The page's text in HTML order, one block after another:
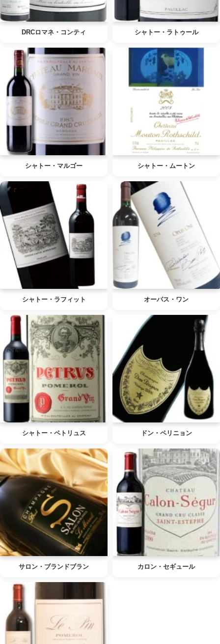
DRCロマネ・コンティ シャトー・ラトゥール
シャトー・マルゴー シャトー・ムートン
シャトー・ラフィット オーパス・ワン
シャトー・ペトリュス ドン・ペリニョン
サロン・ブランドブラン カロン・セギュール